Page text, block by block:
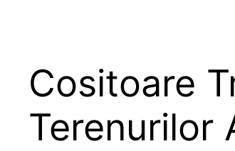
Cositoare
Terenurilor